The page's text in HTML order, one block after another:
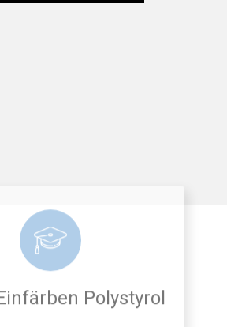
anderer Partikelschäume ist
um eine gleichmäßige
Färbung zu erzielen.